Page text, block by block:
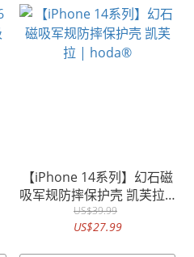
【iPhone 14系列】幻石磁
吸军规防摔保护壳 凯芙拉 |
hoda®
US$39.99
US$27.99